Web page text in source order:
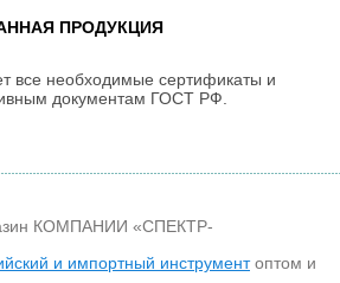
ПРОДУКЦИЯ
все необходимые сертификаты и
документам ГОСТ РФ.
КОМПАНИИ «СПЕКТР-
и импортный инструментоптом и